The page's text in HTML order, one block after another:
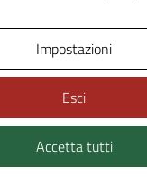
Design s.r.l.
Impostazioni
Esci
Accetta tutti